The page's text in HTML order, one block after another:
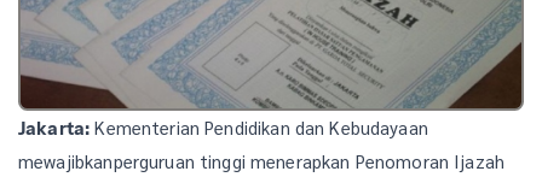
Jakarta: Kementerian Pendidikan dan Kebudayaan
mewajibkanperguruan tinggi menerapkan Penomoran Ijazah